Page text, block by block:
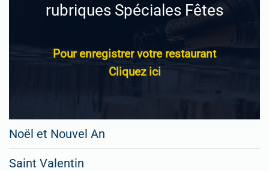
rubriques Spéciales Fêtes
Pour enregistrer votre restaurant
Cliquez ici
Noël et Nouvel An
Saint Valentin